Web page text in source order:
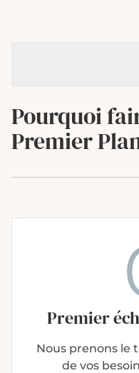
Pourquoi
Premier
Premier
Nous prenons le
de vos